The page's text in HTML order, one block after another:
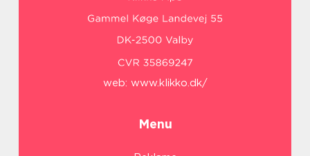
web: www.klikko.dk/
Menu